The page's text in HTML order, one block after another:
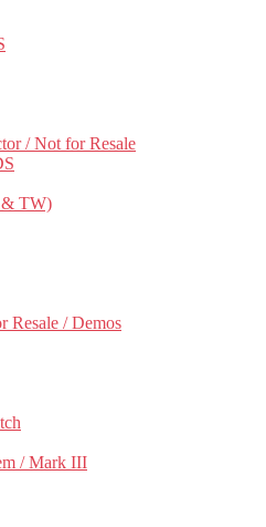
/ Not for Resale
TW)
Resale / Demos
/ Mark III